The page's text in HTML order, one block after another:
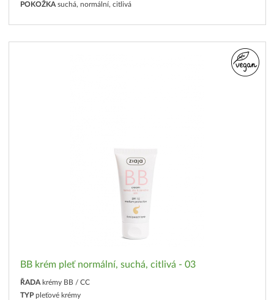
POKOŽKA suchá, normální, citlivá
BB krém pleť normální, suchá, citlivá - 03
ŘADA krémy BB / CC
TYP pleťové krémy